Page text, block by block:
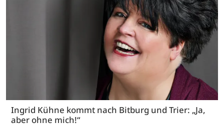
Ingrid Kühne kommt nach Bitburg und Trier: „Ja,
aber ohne mich!“